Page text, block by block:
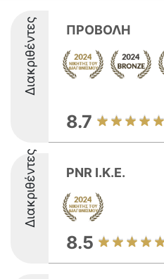
Διακριθέντες ΠΡΟΒΟΛΗ
8.7
Διακριθέντες PNR Ι.Κ.Ε.
8.5